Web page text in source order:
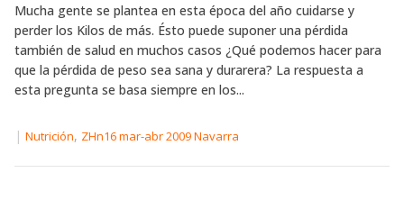
Mucha gente se plantea en esta época del año cuidarse y
perder los Kilos de más. Ésto puede suponer una pérdida
también de salud en muchos casos ¿Qué podemos hacer para
que la pérdida de peso sea sana y durarera? La respuesta a
esta pregunta se basa siempre en los...
| Nutrición, ZHn16 mar-abr 2009 Navarra